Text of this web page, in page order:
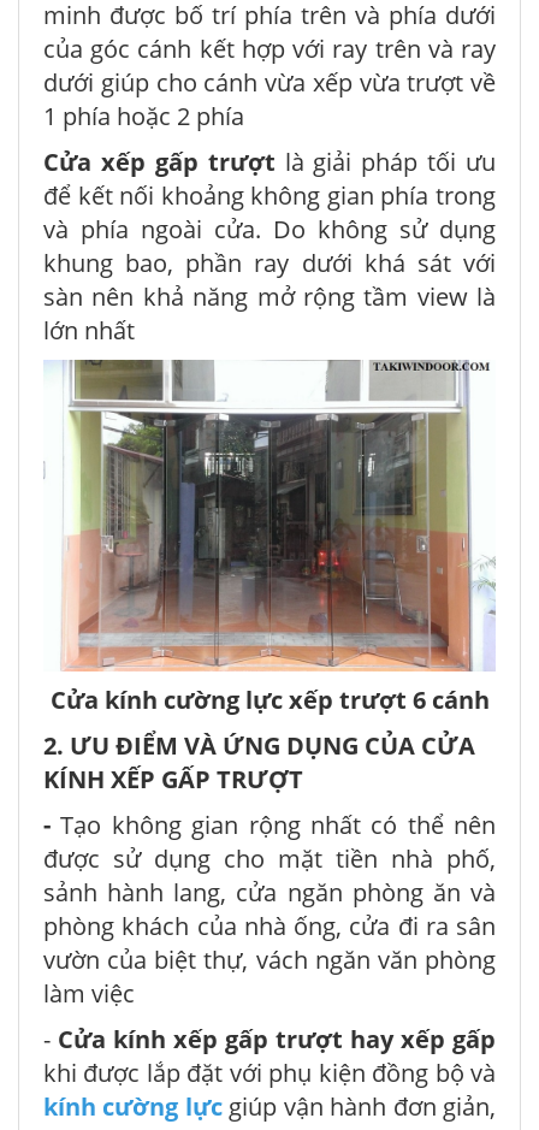
minh được bố trí phía trên và phía dưới
của góc cánh kết hợp với ray trên và ray
dưới giúp cho cánh vừa xếp vừa trượt về
1 phía hoặc 2 phía
Cửa xếp gấp trượt là giải pháp tối ưu
để kết nối khoảng không gian phía trong
và phía ngoài cửa. Do không sử dụng
khung bao, phần ray dưới khá sát với
sàn nên khả năng mở rộng tầm view là
lớn nhất
Cửa kính cường lực xếp trượt 6 cánh
2. ƯU ĐIỂM VÀ ỨNG DỤNG CỦA CỬA
KÍNH XẾP GẤP TRƯỢT
-Tạo không gian rộng nhất có thể nên
được sử dụng cho mặt tiền nhà phố,
sảnh hành lang, cửa ngăn phòng ăn và
phòng khách của nhà ống, cửa đi ra sân
vườn của biệt thự, vách ngăn văn phòng
làm việc
- Cửa kính xếp gấp trượt hay xếp gấp
khi được lắp đặt với phụ kiện đồng bộ và
kính cường lực giúp vận hành đơn giản,